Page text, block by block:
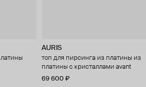
AURIS
топ для пирсинга из платины из
платины с кристаллами avant
69 600 ₽